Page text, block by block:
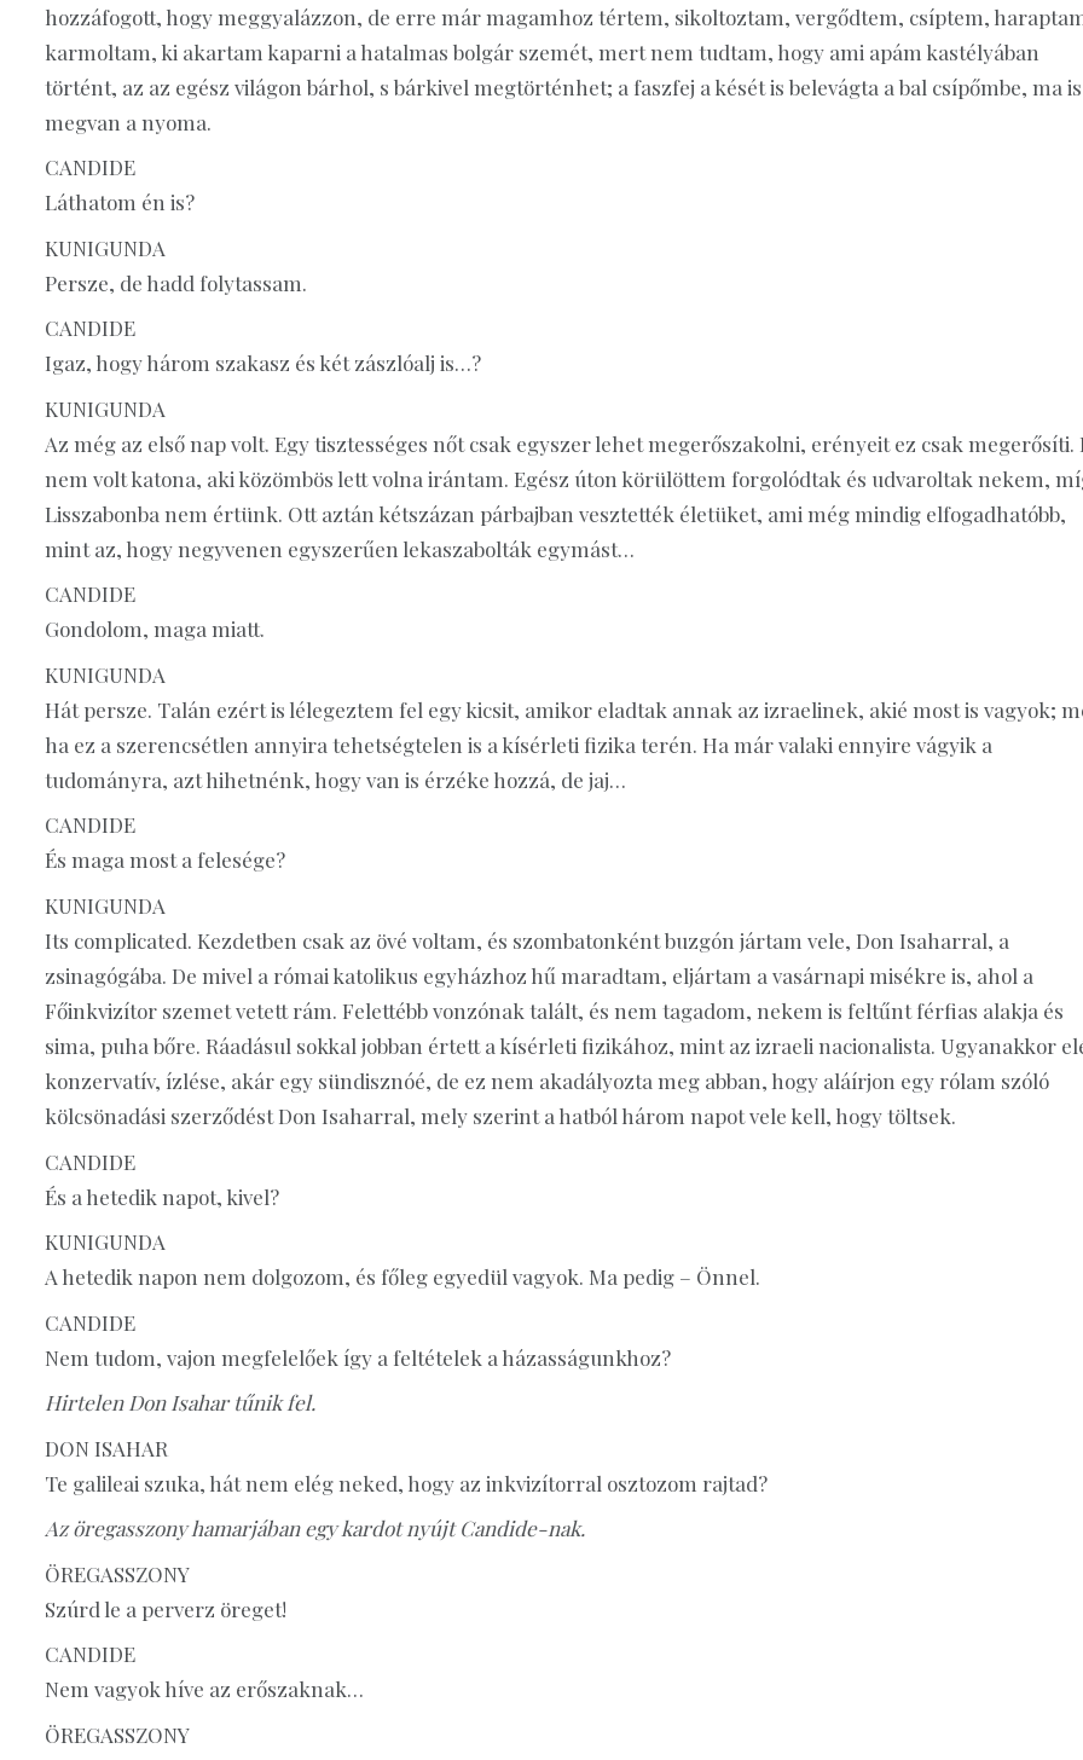
hozzáfogott, hogy meggyalázzon, de erre már magamhoz tértem, sikoltoztam, vergődtem, csíptem,
karmoltam, ki akartam kaparni a hatalmas bolgár szemét, mert nem tudtam, hogy ami apám kastélyában
történt, az az egész világon bárhol, s bárkivel megtörténhet; a faszfej a kését is belevágta a bal csípőmbe, ma is
megvan a nyoma.
CANDIDE
Láthatom én is?
KUNIGUNDA
Persze, de hadd folytassam.
CANDIDE
Igaz, hogy három szakasz és két zászlóalj is…?
KUNIGUNDA
Az még az első nap volt. Egy tisztességes nőt csak egyszer lehet megerőszakolni, erényeit ez csak megerősíti.
nem volt katona, aki közömbös lett volna irántam. Egész úton körülöttem forgolódtak és udvaroltak nekem,
Lisszabonba nem értünk. Ott aztán kétszázan párbajban vesztették életüket, ami még mindig elfogadhatóbb,
mint az, hogy negyvenen egyszerűen lekaszabolták egymást…
CANDIDE
Gondolom, maga miatt.
KUNIGUNDA
Hát persze. Talán ezért is lélegeztem fel egy kicsit, amikor eladtak annak az izraelinek, akié most is vagyok;
ha ez a szerencsétlen annyira tehetségtelen is a kísérleti fizika terén. Ha már valaki ennyire vágyik a
tudományra, azt hihetnénk, hogy van is érzéke hozzá, de jaj…
CANDIDE
És maga most a felesége?
KUNIGUNDA
Its complicated. Kezdetben csak az övé voltam, és szombatonként buzgón jártam vele, Don Isaharral, a
zsinagógába. De mivel a római katolikus egyházhoz hű maradtam, eljártam a vasárnapi misékre is, ahol a
Főinkvizítor szemet vetett rám. Felettébb vonzónak talált, és nem tagadom, nekem is feltűnt férfias alakja és
sima, puha bőre. Ráadásul sokkal jobban értett a kísérleti fizikához, mint az izraeli nacionalista. Ugyanakkor
konzervatív, ízlése, akár egy sündisznóé, de ez nem akadályozta meg abban, hogy aláírjon egy rólam szóló
kölcsönadási szerződést Don Isaharral, mely szerint a hatból három napot vele kell, hogy töltsek.
CANDIDE
És a hetedik napot, kivel?
KUNIGUNDA
A hetedik napon nem dolgozom, és főleg egyedül vagyok. Ma pedig – Önnel.
CANDIDE
Nem tudom, vajon megfelelőek így a feltételek a házasságunkhoz?
Hirtelen Don Isahar tűnik fel.
DON ISAHAR
Te galileai szuka, hát nem elég neked, hogy az inkvizítorral osztozom rajtad?
Az öregasszony hamarjában egy kardot nyújt Candide-nak.
ÖREGASSZONY
Szúrd le a perverz öreget!
CANDIDE
Nem vagyok híve az erőszaknak…
ÖREGASSZONY